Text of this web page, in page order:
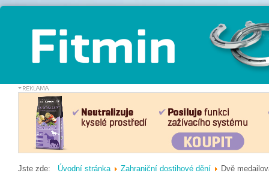
Jste zde: Úvodní stránka Zahraniční dostihové dění Dvě